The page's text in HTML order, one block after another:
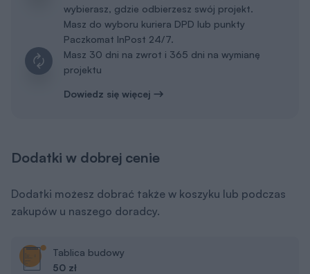
wybierasz, gdzie odbierzesz swój projekt.
Masz do wyboru kuriera DPD lub punkty
Paczkomat InPost 24/7.
Masz 30 dni na zwrot i 365 dni na wymianę
projektu
Dowiedz się więcej
Dodatki w dobrej cenie
Dodatki możesz dobrać także w koszyku lub podczas
zakupów u naszego doradcy.
Tablica budowy
50 zł